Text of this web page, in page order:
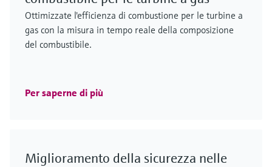
Ottimizzate l'efficienza di combustione per le turbine a
gas con la misura in tempo reale della composizione
del combustibile.
Per saperne di più
Miglioramento della sicurezza nelle